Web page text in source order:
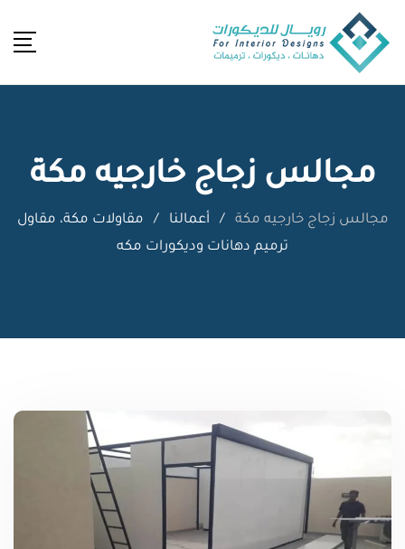
content
مجالس زجاج خارجيه مكة
مجالس زجاج خارجيه مكة / أعمالنا /
مقاولات مكة، مقاول
ترميم دهانات وديكورات مكه